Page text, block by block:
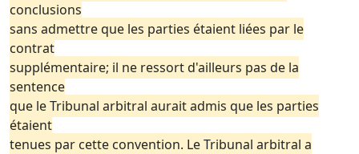
conclusions
sans admettre que les parties étaient liées par le
contrat
supplémentaire; il ne ressort d'ailleurs pas de la
sentence
que le Tribunal arbitral aurait admis que les parties
étaient
tenues par cette convention. Le Tribunal arbitral a